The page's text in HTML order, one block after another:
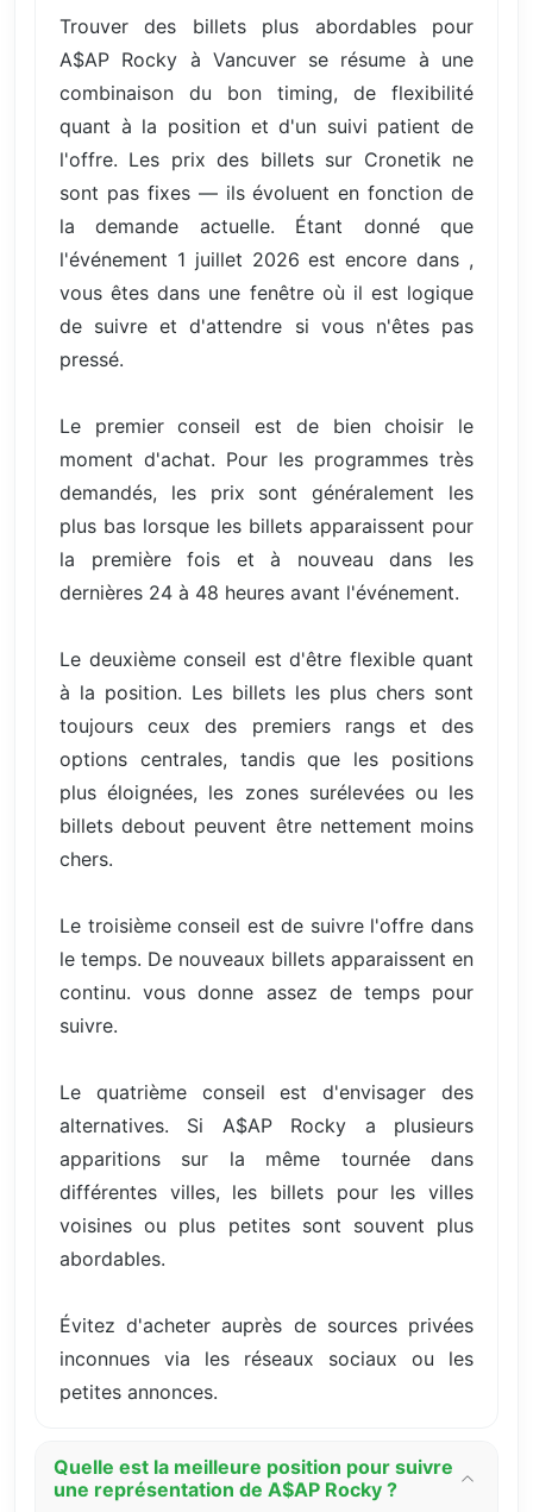
Trouver des billets plus abordables pour
A$AP Rocky à Vancuver se résume à une
combinaison du bon timing, de flexibilité
quant à la position et d'un suivi patient de
l'offre. Les prix des billets sur Cronetik ne
sont pas fixes — ils évoluent en fonction de
la demande actuelle. Étant donné que
l'événement 1 juillet 2026 est encore dans ,
vous êtes dans une fenêtre où il est logique
de suivre et d'attendre si vous n'êtes pas
pressé.
Le premier conseil est de bien choisir le
moment d'achat. Pour les programmes très
demandés, les prix sont généralement les
plus bas lorsque les billets apparaissent pour
la première fois et à nouveau dans les
dernières 24 à 48 heures avant l'événement.
Le deuxième conseil est d'être flexible quant
à la position. Les billets les plus chers sont
toujours ceux des premiers rangs et des
options centrales, tandis que les positions
plus éloignées, les zones surélevées ou les
billets debout peuvent être nettement moins
chers.
Le troisième conseil est de suivre l'offre dans
le temps. De nouveaux billets apparaissent en
continu. vous donne assez de temps pour
suivre.
Le quatrième conseil est d'envisager des
alternatives. Si A$AP Rocky a plusieurs
apparitions sur la même tournée dans
différentes villes, les billets pour les villes
voisines ou plus petites sont souvent plus
abordables.
Évitez d'acheter auprès de sources privées
inconnues via les réseaux sociaux ou les
petites annonces.
Quelle est la meilleure position pour suivre
une représentation de A$AP Rocky ?